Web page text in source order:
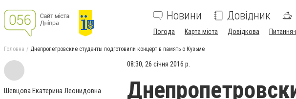
Новини Довідник
Погода Карта міста Довідкова Питання-
Головна Днепропетровские студенты подготовили концерт в память о Кузьме
Шевцова Екатерина Леонидовна
08:30, 26 січня 2016 р.